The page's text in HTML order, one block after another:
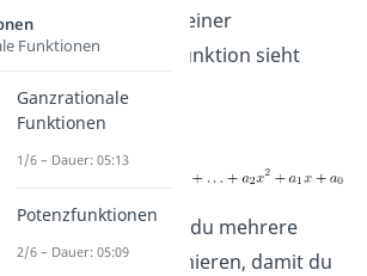
allgemeine Form einer
ganzrationalen Funktion sieht
übrigens so aus:
Manchmal musst du mehrere
Verfahren kombinieren, damit du
Funktionen
Ganzrationale
Funktionen
1/6 – Dauer: 05:13
Potenzfunktionen
2/6 – Dauer: 05:09